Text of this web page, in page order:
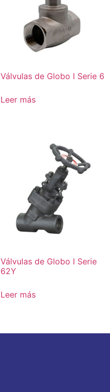
Válvulas de Globo I Serie 6
Leer más
Válvulas de Globo I Serie
62Y
Leer más